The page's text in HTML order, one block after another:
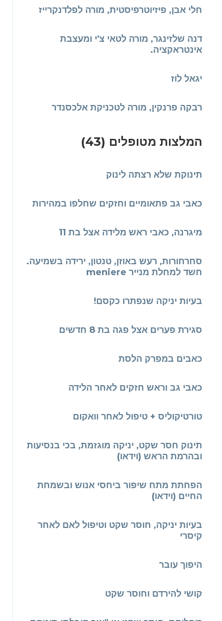
חלי אבן, פיזיוטרפיסטית, מורה לפלדנקרייז
דנה שלזינגר, מורה לטאי צ'י ומעצבת
אינטראקציה.
יגאל לוז
רבקה פרנקין, מורה לטכניקת אלכסנדר
המלצות מטופלים (43)
תינוקת שלא רצתה לינוק
כאבי גב פתאומיים וחזקים שחלפו במהירות
מיגרנה, כאבי ראש מלידה אצל בת 11
סחרחורות, רעש באוזן, טנטון, ירידה בשמיעה.
חשד למחלת מנייר meniere
בעיות יניקה שנפתרו כקסם!
סגירת פערים אצל פגה בת 8 חדשים
כאבים במפרק הלסת
כאבי גב וראש חזקים לאחר הלידה
טורטיקוליס + טיפול לאחר וואקום
תינוק חסר שקט, יניקה מוגזמת, בכי בנסיעות
ובהרמת הראש (וידאו)
הפחתת מתח שיפור ביחסי אנוש ובשמחת
החיים (וידאו)
בעיות יניקה, חוסר שקט וטיפול לאם לאחר
קיסרי
היפוך עובר
קושי להירדם וחוסר שקט